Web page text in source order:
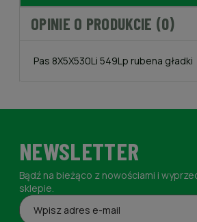
OPINIE O PRODUKCIE (0)
Pas 8X5X530Li 549Lp rubena gładki
NEWSLETTER
Bądź na bieżąco z nowościami i
sklepie.